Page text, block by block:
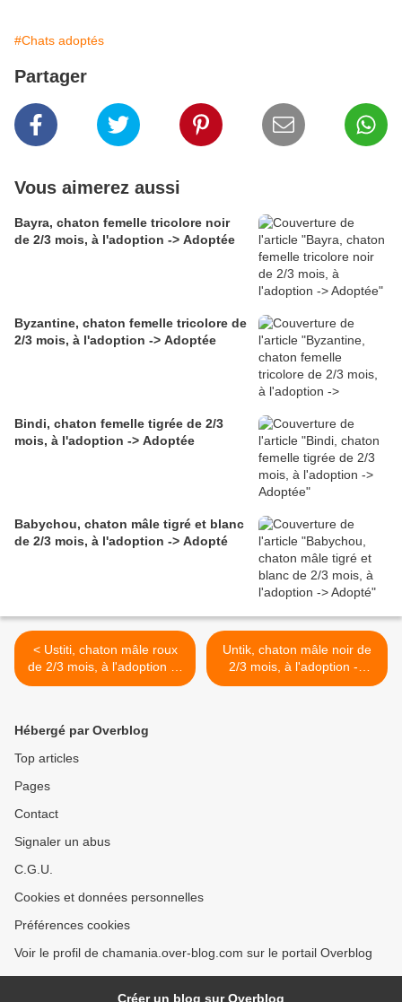
#Chats adoptés
Partager
Vous aimerez aussi
Bayra, chaton femelle tricolore noir
de 2/3 mois, à l'adoption -> Adoptée
Byzantine, chaton femelle tricolore de
2/3 mois, à l'adoption -> Adoptée
Bindi, chaton femelle tigrée de 2/3
mois, à l'adoption -> Adoptée
Babychou, chaton mâle tigré et blanc
de 2/3 mois, à l'adoption -> Adopté
< Ustiti, chaton mâle roux
de 2/3 mois, à l'adoption ->
adopté avec son frère Uzès
Untik, chaton mâle noir de
2/3 mois, à l'adoption ->
adopté >
Hébergé par Overblog
Top articles
Pages
Contact
Signaler un abus
C.G.U.
Cookies et données personnelles
Préférences cookies
Voir le profil de chamania.over-blog.com sur le portail Overblog
Créer un blog sur Overblog